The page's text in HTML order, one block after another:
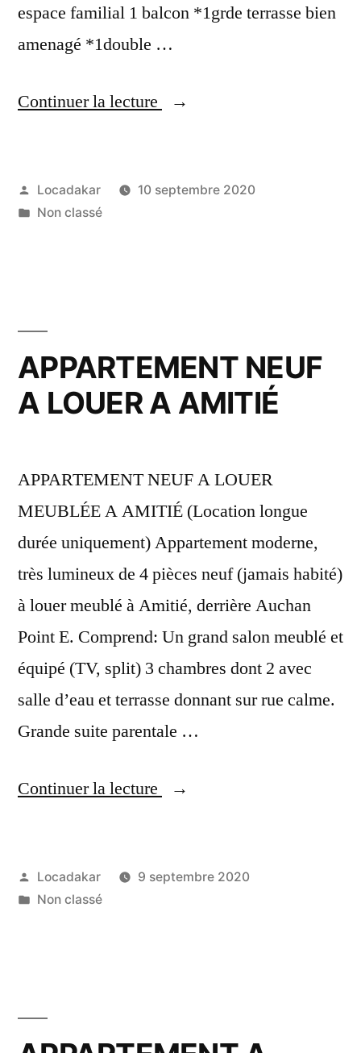
espace familial 1 balcon *1grde terrasse bien
amenagé *1double …
Continuer la lecture
« VILLA
A
Publié
par
Locadakar
10 septembre 2020
Publié
Non classé
APPARTEMENT NEUF
A LOUER A AMITIÉ
APPARTEMENT NEUF A LOUER
MEUBLÉE A AMITIÉ (Location longue
durée uniquement) Appartement moderne,
très lumineux de 4 pièces neuf (jamais habité)
à louer meublé à Amitié, derrière Auchan
Point E. Comprend: Un grand salon meublé et
équipé (TV, split) 3 chambres dont 2 avec
salle d’eau et terrasse donnant sur rue calme.
Grande suite parentale …
Continuer la lecture
« APPARTEMENT
LOUER
Publié
par
Locadakar
9 septembre 2020
Publié
Non classé